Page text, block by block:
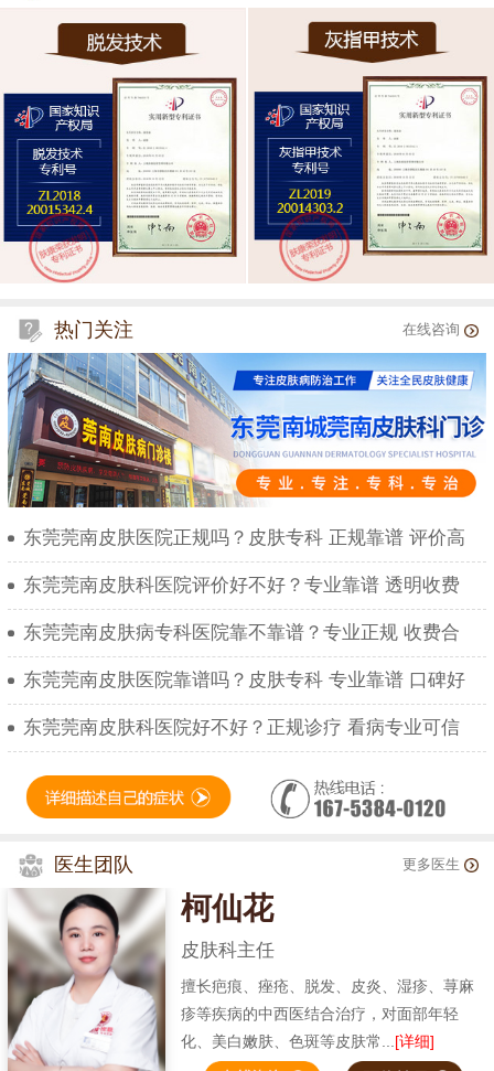
热门关注 在线咨询
东莞莞南皮肤医院正规吗？皮肤专科 正规靠谱 评价高
东莞莞南皮肤科医院评价好不好？专业靠谱 透明收费
东莞莞南皮肤病专科医院靠不靠谱？专业正规 收费合
东莞莞南皮肤医院靠谱吗？皮肤专科 专业靠谱 口碑好
东莞莞南皮肤科医院好不好？正规诊疗 看病专业可信
医生团队 更多医生
柯仙花
皮肤科主任
擅长疤痕、痤疮、脱发、皮炎、湿疹、荨麻
疹等疾病的中西医结合治疗，对面部年轻
化、美白嫩肤、色斑等皮肤常... [详细]